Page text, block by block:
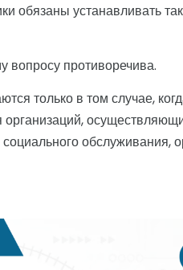
обязаны устанавливать
вопросу противоречива.
только в том случае,
обслуживания,